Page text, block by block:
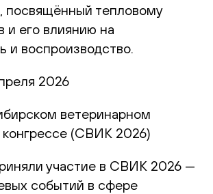
посвящённый тепловому
и его влиянию на
и воспроизводство.
2026
ветеринарном
(СВИК 2026)
участие в СВИК 2026 —
событий в сфере